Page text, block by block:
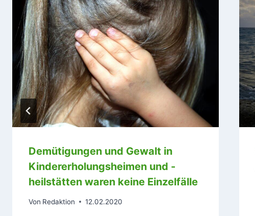
Demütigungen und Gewalt in
Kindererholungsheimen und -
heilstätten waren keine Einzelfälle
Von Redaktion 12.02.2020